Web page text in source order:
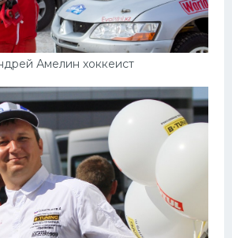
Амелин хоккеист